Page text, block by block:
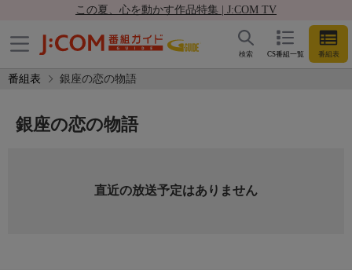
この夏、心を動かす作品特集 | J:COM TV
CS番組一覧 番組表
検索
番組表 銀座の恋の物語
銀座の恋の物語
直近の放送予定はありません